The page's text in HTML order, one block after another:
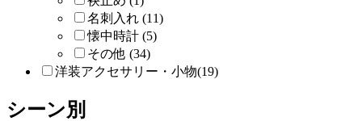
名刺入れ (11)
懐中時計 (5)
その他 (34)
洋装アクセサリー・小物(19)
シーン別